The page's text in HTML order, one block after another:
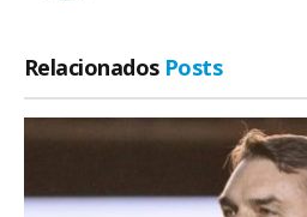
Relacionados Posts